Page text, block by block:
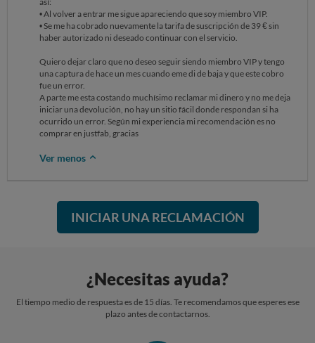
• Al volver a entrar me sigue apareciendo que soy miembro VIP.
• Se me ha cobrado nuevamente la tarifa de suscripción de 39 € sin
haber autorizado ni deseado continuar con el servicio.
Quiero dejar claro que no deseo seguir siendo miembro VIP y tengo
una captura de hace un mes cuando eme di de baja y que este cobro
fue un error.
A parte me esta costando muchísimo reclamar mi dinero y no me deja
iniciar una devolución, no hay un sitio fácil donde respondan si ha
ocurrido un error. Según mi experiencia mi recomendación es no
comprar en justfab, gracias
Ver menos
INICIAR UNA RECLAMACIÓN
¿Necesitas ayuda?
El tiempo medio de respuesta es de 15 días. Te recomendamos que esperes ese
plazo antes de contactarnos.